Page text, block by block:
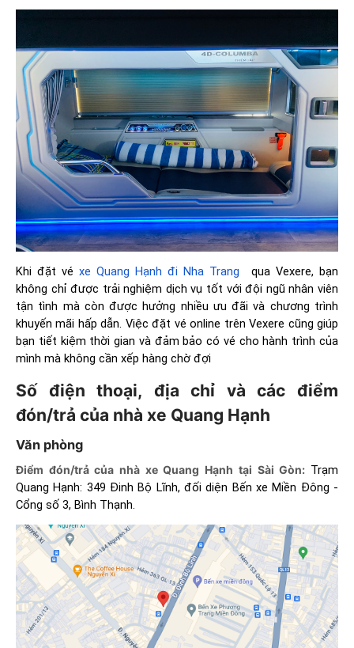
Khi đặt vé xe Quang Hạnh đi Nha Trang qua Vexere, bạn
không chỉ được trải nghiệm dịch vụ tốt với đội ngũ nhân viên
tận tình mà còn được hưởng nhiều ưu đãi và chương trình
khuyến mãi hấp dẫn. Việc đặt vé online trên Vexere cũng giúp
bạn tiết kiệm thời gian và đảm bảo có vé cho hành trình của
mình mà không cần xếp hàng chờ đợi​
Số điện thoại, địa chỉ và các điểm
đón/trả của nhà xe Quang Hạnh
Văn phòng
Điểm đón/trả của nhà xe Quang Hạnh tại Sài Gòn: Trạm
Quang Hạnh: 349 Đinh Bộ Lĩnh, đối diện Bến xe Miền Đông -
Cổng số 3, Bình Thạnh.